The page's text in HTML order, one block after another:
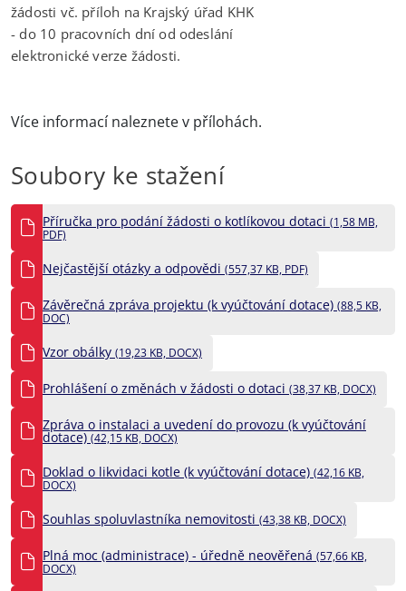
žádosti vč. příloh na Krajský úřad KHK
- do 10 pracovních dní od odeslání
elektronické verze žádosti.
Více informací naleznete v přílohách.
Soubory ke stažení
Příručka pro podání žádosti o kotlíkovou dotaci (1,58 MB,
PDF)
Nejčastější otázky a odpovědi (557,37 KB, PDF)
Závěrečná zpráva projektu (k vyúčtování dotace) (88,5 KB,
DOC)
Vzor obálky (19,23 KB, DOCX)
Prohlášení o změnách v žádosti o dotaci (38,37 KB, DOCX)
Zpráva o instalaci a uvedení do provozu (k vyúčtování
dotace)(42,15 KB, DOCX)
Doklad o likvidaci kotle (k vyúčtování dotace) (42,16 KB,
DOCX)
Souhlas spoluvlastníka nemovitosti (43,38 KB, DOCX)
Plná moc (administrace) - úředně neověřená (57,66 KB,
DOCX)